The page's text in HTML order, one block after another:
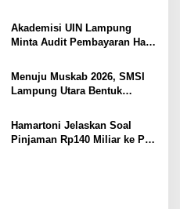
BAWA KOMITMEN PERKUAT
KAMTIBMAS DAN
PELAYANAN PRESISI
Akademisi UIN Lampung
Minta Audit Pembayaran Hak
Kepastian Hukum Tak Boleh
Berlarut
Menuju Muskab 2026, SMSI
Lampung Utara Bentuk
Kepengurusan
Hamartoni Jelaskan Soal
Pinjaman Rp140 Miliar ke PT